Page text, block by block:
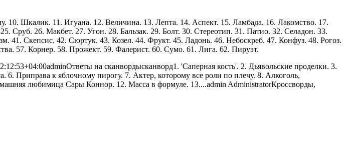
10. Шкалик. 11. Игуана. 12. Величина. 13. Лепта. 14. Аспект. 15. Ламбада. 16. Лакомство. 17.
Сруб. 26. Макбет. 27. Угон. 28. Бальзак. 29. Болт. 30. Стереотип. 31. Патио. 32. Селадон. 33.
41. Скепсис. 42. Сюртук. 43. Козел. 44. Фрукт. 45. Ладонь. 46. Небоскреб. 47. Конфуз. 48. Рогоз.
57. Корнер. 58. Прожект. 59. Фалерист. 60. Сумо. 61. Лига. 62. Пируэт.
adminОтветы на сканвордысканворд1. 'Саперная кость'. 2. Дьявольские проделки. 3.
Приправа к яблочному пирогу. 7. Актер, которому все роли по плечу. 8. Алкоголь,
любимица Сары Коннор. 12. Масса в формуле. 13....admin AdministratorКроссворды,